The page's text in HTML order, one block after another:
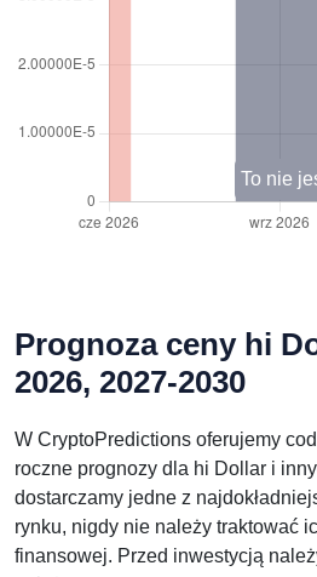
To nie
Prognoza ceny hi
2026, 2027-2030
W CryptoPredictions oferujemy
roczne prognozy dla hi Dollar i
dostarczamy jedne z
rynku, nigdy nie należy traktować
finansowej. Przed inwestycją